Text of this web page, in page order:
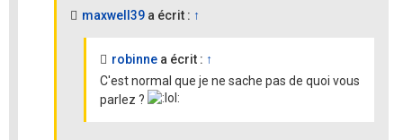
maxwell39 a écrit : ↑
robinne a écrit : ↑
C'est normal que je ne sache pas de quoi vous
parlez ?